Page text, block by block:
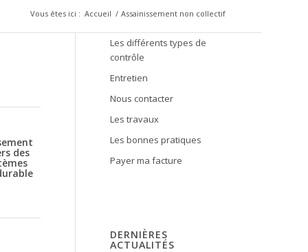
Vous êtes ici : Accueil / Assainissement non collectif
des
Les différents types de
contrôle
Entretien
Nous contacter
Les travaux
Les bonnes pratiques
Payer ma facture
DERNIÈRES
ACTUALITÉS